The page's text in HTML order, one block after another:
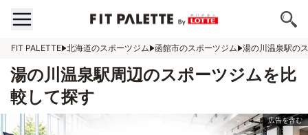
FIT PALETTE 北海道のスポーツジム 函館市のスポーツジム 湯の川温泉駅の
湯の川温泉駅周辺のスポーツジムを比
較して探す